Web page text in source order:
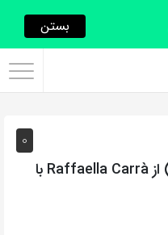
0
آهنگ ایتالیایی Fatalità(مرگبار) از Raffaella Carrà با
بستن